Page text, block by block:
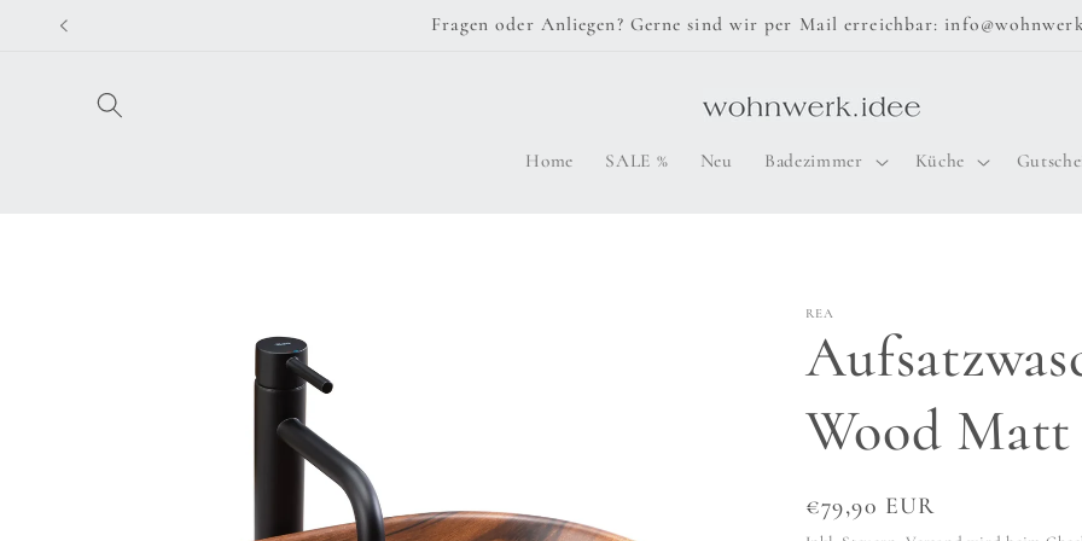
zum
Fragen oder Anliegen? Gerne sind wir per Mail erreichbar:
Home SALE % Neu Badezimmer Küche
REA
Wood Matt
Normaler
€79,90 EUR